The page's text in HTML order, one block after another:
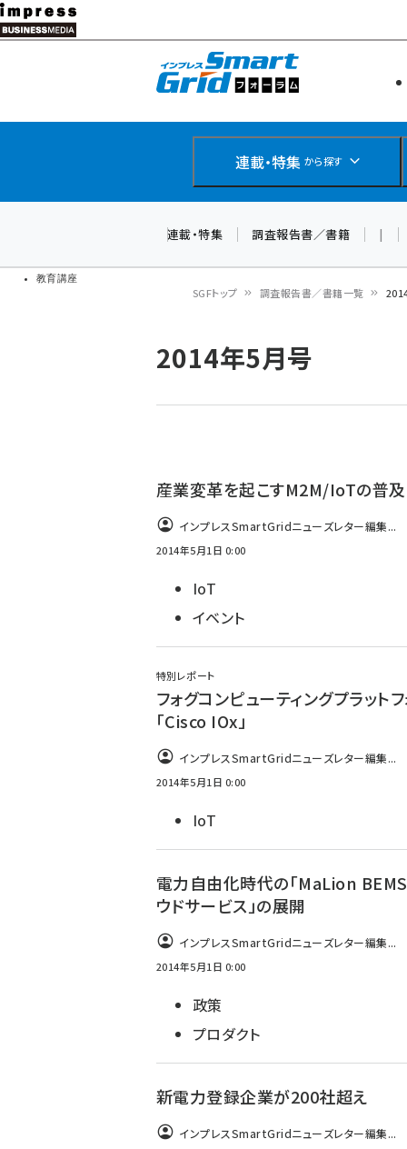
メ
イ
教育講座
連載・特集 から探す
連載・特集 調査報告書／書籍 |
ン
く
SGFトップ 調査報告書／書籍一覧
2014年5月号
産業変革を起こすM2M/IoTの普及
インプレスSmartGridニューズレター編集...
2014年5月1日 0:00
IoT
イベント
特別レポート
フォグコンピューティングプラット
「Cisco IOx」
インプレスSmartGridニューズレター編集...
2014年5月1日 0:00
IoT
電力自由化時代の「MaLion
ウドサービス」の展開
インプレスSmartGridニューズレター編集...
2014年5月1日 0:00
政策
プロダクト
新電力登録企業が200社超え
インプレスSmartGridニューズレター編集...